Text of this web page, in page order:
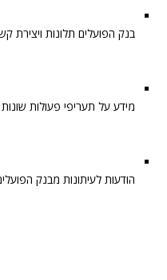
בנק הפועלים תלונות ויצירת
מידע על תעריפי פעולות
הודעות לעיתונות מבנק